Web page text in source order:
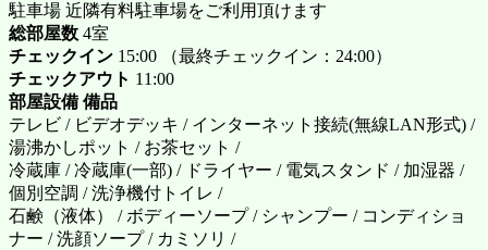
駐車場 近隣有料駐車場をご利用頂けます
総部屋数 4室
チェックイン 15:00 （最終チェックイン：24:00）
チェックアウト 11:00
部屋設備 備品
テレビ / ビデオデッキ / インターネット接続(無線LAN形式) /
湯沸かしポット / お茶セット /
冷蔵庫 / 冷蔵庫(一部) / ドライヤー / 電気スタンド / 加湿器 /
個別空調 / 洗浄機付トイレ /
石鹸（液体） / ボディーソープ / シャンプー / コンディショ
ナー / 洗顔ソープ / カミソリ /